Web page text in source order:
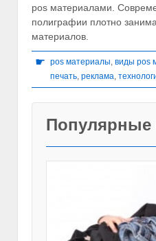
pos материалами.
полиграфии плотно
материалов.
☛ pos материалы, виды pos
печать, реклама,
Популярные